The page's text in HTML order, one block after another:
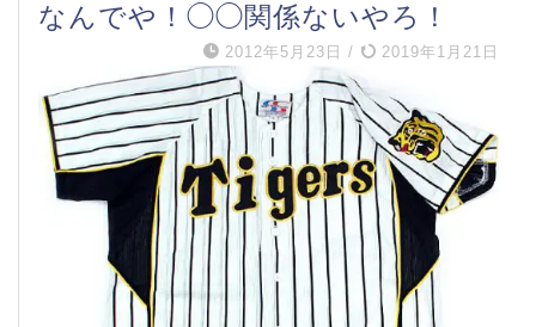
なんでや！◯◯関係ないやろ！
2012年5月23日 / 2019年1月21日